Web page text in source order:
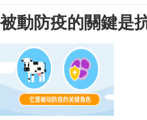
被動防疫的關鍵是